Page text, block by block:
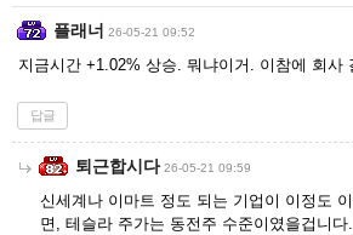
플래너 26-05-21 09:52
지금시간 +1.02% 상승. 뭐냐이거. 이참에 회사
답글
퇴근합시다 26-05-21 09:59
신세계나 이마트 정도 되는 기업이 이정도
면, 테슬라 주가는 동전주 수준이였을겁니다.